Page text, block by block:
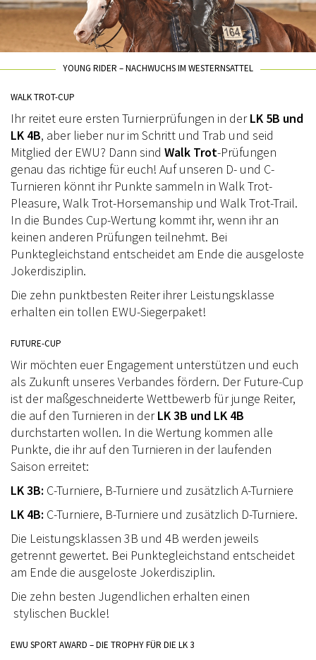
KADER
JUGEND
KIDS CLUB
JUNGPFERDEPROGRAMM
TRAINER
TURNIERFACHLEUTE
WESTERNREITEN
AUSBILDUNG
WESTERN-REITABZEICHEN
TRAINERAUSBILDUNG
AUSBILDUNG TURNIERFACHLEUTE
HUFSPUREN CHALLENGE
REITZEIT
BREITENSPORT
KONTAKT
SHOP
LOGIN
YOUNG RIDER – NACHWUCHS IM WESTERNSATTEL
WALK TROT-CUP
Ihr reitet eure ersten Turnierprüfungen in derLK 5B und
LK 4B, aber lieber nur im Schritt und Trab und seid
Mitglied der EWU? Dann sind Walk Trot-Prüfungen
genau das richtige für euch! Auf unseren D- und C-
Turnieren könnt ihr Punkte sammeln in Walk Trot-
Pleasure, Walk Trot-Horsemanship und Walk Trot-Trail.
In die Bundes Cup-Wertung kommt ihr, wenn ihr an
keinen anderen Prüfungen teilnehmt. Bei
Punktegleichstand entscheidet am Ende die ausgeloste
Jokerdisziplin.
Die zehn punktbesten Reiter ihrer Leistungsklasse
erhalten ein tollen EWU-Siegerpaket!
FUTURE-CUP
Wir möchten euer Engagement unterstützen und euch
als Zukunft unseres Verbandes fördern. Der Future-Cup
ist der maßgeschneiderte Wettbewerb für junge Reiter,
die auf den Turnieren in derLK 3B und LK 4B
durchstarten wollen. In die Wertung kommen alle
Punkte, die ihr auf den Turnieren in der laufenden
Saison erreitet:
LK 3B: C-Turniere, B-Turniere und zusätzlich A-Turniere
LK 4B: C-Turniere, B-Turniere und zusätzlich D-Turniere.
Die Leistungsklassen 3B und 4B werden jeweils
getrennt gewertet. Bei Punktegleichstand entscheidet
am Ende die ausgeloste Jokerdisziplin.
Die zehn besten Jugendlichen erhalten einen
stylischen Buckle!
EWU SPORT AWARD – DIE TROPHY FÜR DIE LK 3